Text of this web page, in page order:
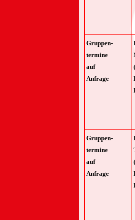
Gruppen-
termine
auf
Anfrage
Gruppen-
termine
auf
Anfrage